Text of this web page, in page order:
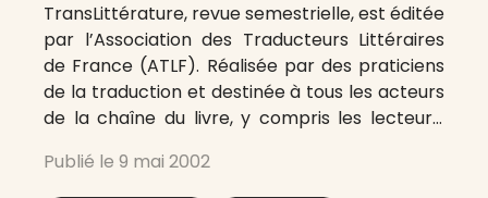
TransLittérature, revue semestrielle, est éditée
par l’Association des Traducteurs Littéraires
de France (ATLF). Réalisée par des praticiens
de la traduction et destinée à tous les acteurs
de la chaîne du livre, y compris les lecteurs,
sur le métier de traducteur et d’élaborer un
Publié le 9 mai 2002